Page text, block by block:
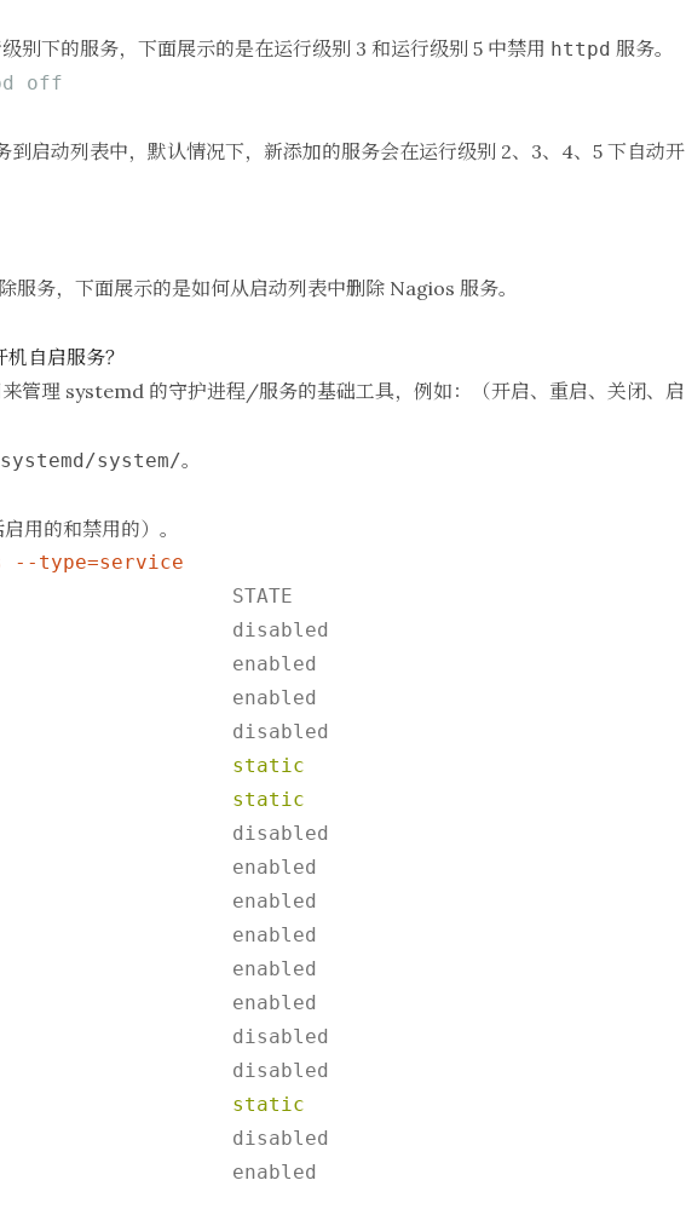
别下的服务，下面展示的是在运行级别 3 和运行级别 5 中禁用 httpd 服务。
off
到启动列表中，默认情况下，新添加的服务会在运行级别 2、3、4、5 下自动开
服务，下面展示的是如何从启动列表中删除 Nagios 服务。
自启服务？
管理 systemd 的守护进程/服务的基础工具，例如：（开启、重启、关闭、启
system/。
用的和禁用的）。
type=service
STATE
disabled
enabled
enabled
disabled
static
static
disabled
enabled
enabled
enabled
enabled
enabled
disabled
disabled
static
disabled
enabled